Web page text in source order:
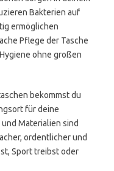
Bakterien auf
ermöglichen
Pflege der Tasche
ohne großen
bekommst du
für deine
Materialien sind
ordentlicher und
Sport treibst oder